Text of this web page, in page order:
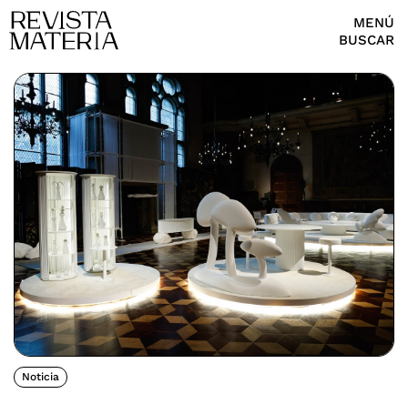
MENÚ
BUSCAR
Noticia